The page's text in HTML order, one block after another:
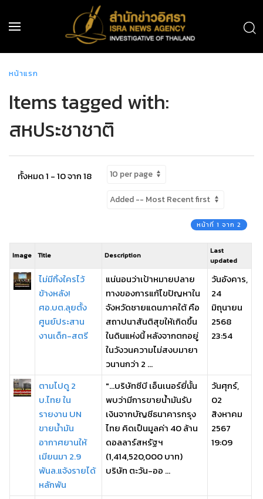
หน้าแรก
Items tagged with:
สหประชาชาติ
ทั้งหมด 1 - 10 จาก 18
หน้าที่ 1 จาก 2
Image Title Description
Last
updated
ไม่มีทิ้งใครไว้
ข้างหลัง!
ศอ.บต.ลุยตั้ง
ศูนย์ประสาน
งานเด็ก-สตรี
แน่นอนว่าเป้าหมายปลาย
ทางของการแก้ไขปัญหาใน
จังหวัดชายแดนภาคใต้ คือ
สถาปนาสันติสุขให้เกิดขึ้น
ในดินแห่งนี้ หลังจากตกอยู่
ในวังวนความไม่สงบมายา
วนานกว่า 2 ...
วันอังคาร,
24
มิถุนายน
2568
23:54
ตามไปดู 2
บ.ไทย ใน
รายงาน UN
ขายน้ำมัน
อากาศยานให้
เมียนมา 2.9
พันล.แจ้งรายได้
หลักพัน
"...บริษัทซีบี เอ็นเนอร์ยี่นั้น
พบว่ามีการขายน้ำมันรับ
เงินจากบัญชีธนาคารกรุง
ไทย คิดเป็นมูลค่า 40 ล้าน
ดอลลาร์สหรัฐฯ
(1,414,520,000 บาท)
บริษัท ตะวัน-ออ ...
วันศุกร์,
02
สิงหาคม
2567
19:09